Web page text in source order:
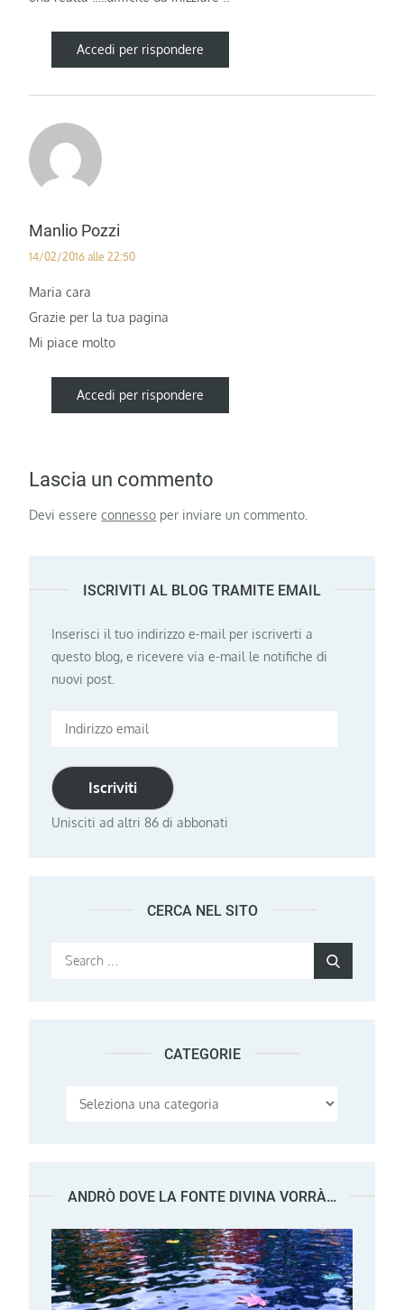
Accedi per rispondere
Manlio Pozzi
14/02/2016 alle 22:50
Maria cara
Grazie per la tua pagina
Mi piace molto
Accedi per rispondere
Lascia un commento
Devi essereconnesso per inviare un commento.
ISCRIVITI AL BLOG TRAMITE EMAIL
Inserisci il tuo indirizzo e-mail per iscriverti a
questo blog, e ricevere via e-mail le notifiche di
nuovi post.
Indirizzo
Iscriviti
Unisciti ad altri 86 di abbonati
CERCA NEL SITO
Search
CATEGORIE
Categorie
ANDRÒ DOVE LA FONTE DIVINA VORRÀ…